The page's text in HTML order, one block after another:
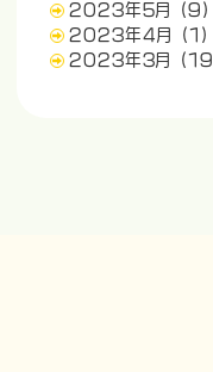
2023年5月
(9)
2023年4月
(1)
2023年3月